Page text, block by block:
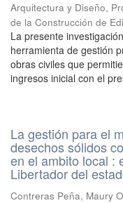
Arquitectura y Diseño,
de la Construcción de
La presente
herramienta de gestión
obras civiles que
ingresos inicial con el
La gestión para el
desechos sólidos
en el ambito local :
Libertador del
Contreras Peña, Maury